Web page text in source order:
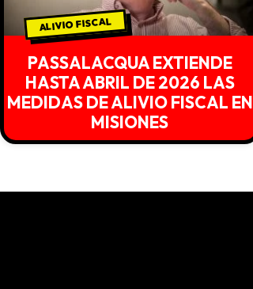
ALIVIO FISCAL
PASSALACQUA EXTIENDE
HASTA ABRIL DE 2026 LAS
MEDIDAS DE ALIVIO FISCAL EN
MISIONES